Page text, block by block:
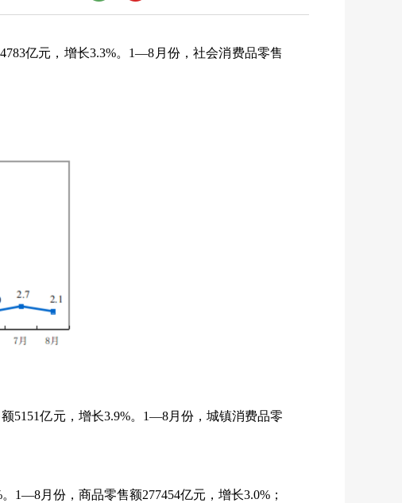
亿元，增长3.3%。 1—8 月份，社会消费品零售
5151亿元，增长3.9%。 1—8月份，城镇消费品零
。 1—8月份，商品零售额277454亿元，增长3.0% ；